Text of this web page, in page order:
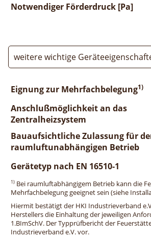
Notwendiger Förderdruck [Pa]
weitere wichtige
Eignung zur Mehrfachbelegung1)
Anschlußmöglichkeit an das
Zentralheizsystem
Bauaufsichtliche Zulassung für
raumluftunabhängigen Betrieb
Gerätetyp nach EN 16510-1
1) Bei raumluftabhängigem Betrieb kann die
Mehrfachbelegung geeignet sein (siehe
Hiermit bestätigt der HKI Industrieverband
Herstellers die Einhaltung der jeweiligen
1.BImSchV. Der Typprüfbericht der
Industrieverband e.V. vor.